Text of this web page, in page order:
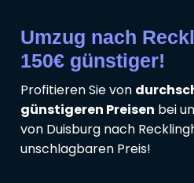
Umzug nach
150€ günstiger!
Profitieren Sie von
günstigeren Preisen bei
von Duisburg nach
unschlagbaren Preis!